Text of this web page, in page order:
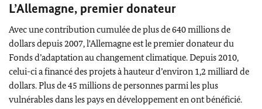
L’Allemagne, premier donateur
Avec une contribution cumulée de plus de 640 millions de
dollars depuis 2007, l'Allemagne est le premier donateur du
Fonds d’adaptation au changement climatique. Depuis 2010,
celui-ci a financé des projets à hauteur d’environ 1,2 milliard de
dollars. Plus de 45 millions de personnes parmi les plus
vulnérables dans les pays en développement en ont bénéficié.